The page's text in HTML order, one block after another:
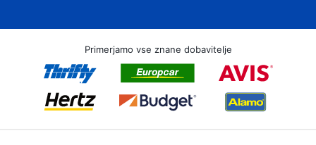
Primerjamo vse znane dobavitelje